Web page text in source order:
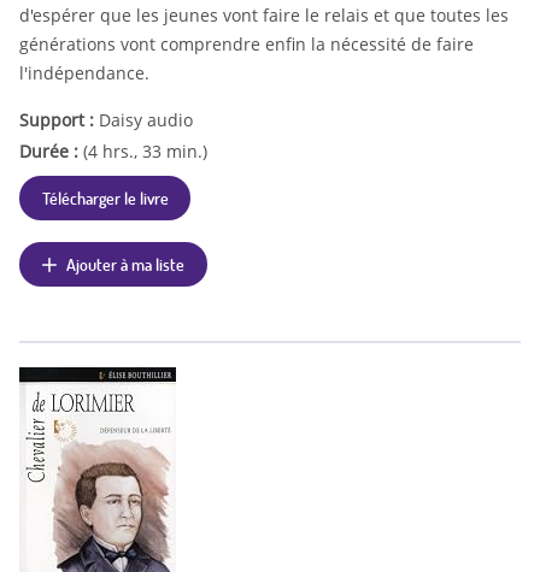
d'espérer que les jeunes vont faire le relais et que toutes les
générations vont comprendre enfin la nécessité de faire
l'indépendance.
Support : Daisy audio
Durée : (4 hrs., 33 min.)
Télécharger le livre
Ajouter à ma liste